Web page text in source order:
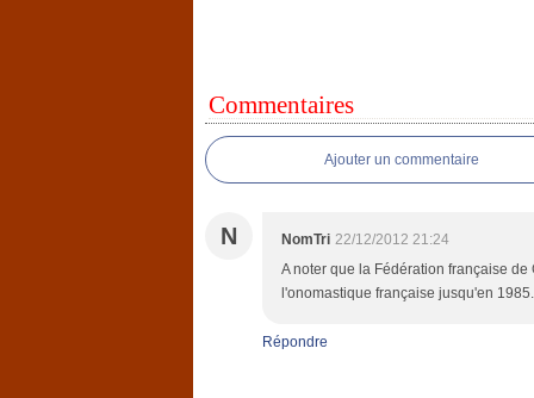
Commentaires
Ajouter un commentaire
N NomTri 22/12/2012 21:24
A noter que la Fédération française
l'onomastique française jusqu'en 1985.
Répondre